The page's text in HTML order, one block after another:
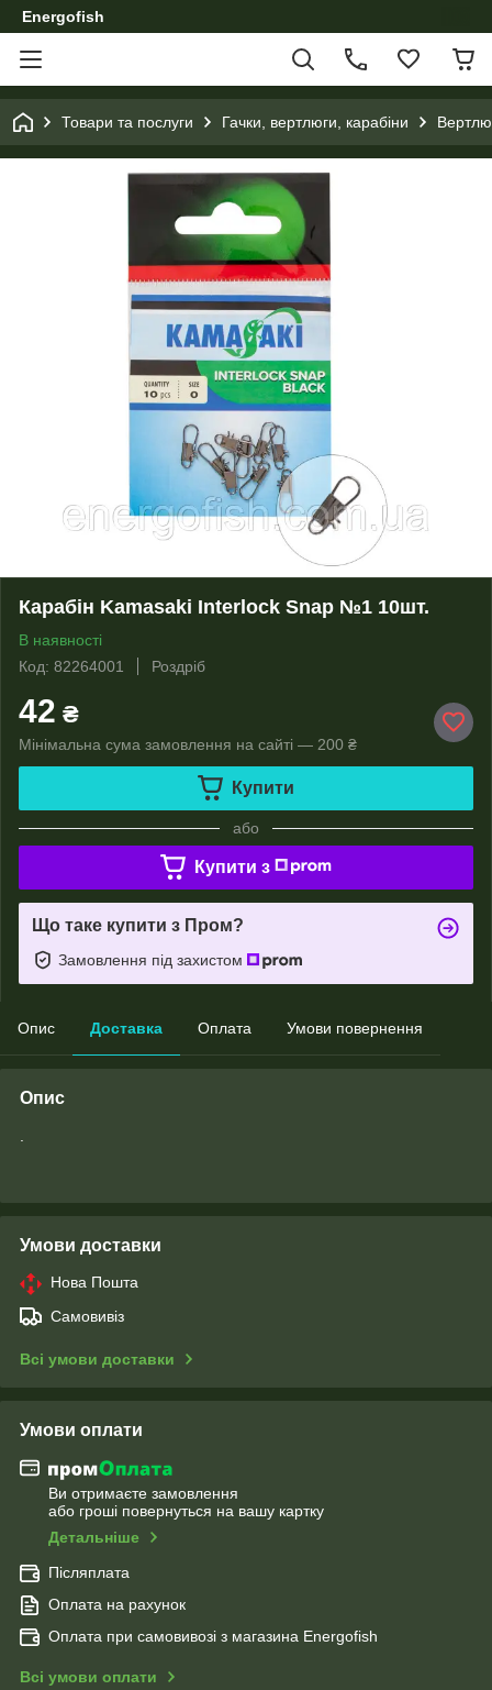
Energofish
Товари та послуги Гачки, вертлюги, карабіни
Карабін Kamasaki Interlock Snap №1 10шт.
В наявності
Код: 82264001
Роздріб
42 ₴
Мінімальна сума замовлення на сайті — 200 ₴
Купити
або
Купити з
Що таке купити з Пром?
Замовлення під захистом
Опис Доставка Оплата Умови повернення
Опис
Умови доставки
Нова Пошта
Самовивіз
Всі умови доставки
Умови оплати
Ви отримаєте замовлення
або гроші повернуться на вашу картку
Детальніше
Післяплата
Оплата на рахунок
Оплата при самовивозі з магазина Energofish
Всі умови оплати